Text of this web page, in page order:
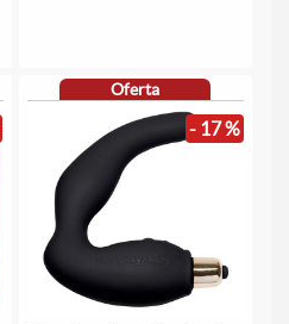
Oferta
- 17 %